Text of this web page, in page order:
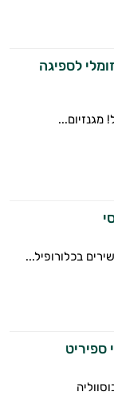
לספיגה
מגנזיום...
בכלורופיל...
ספיריט